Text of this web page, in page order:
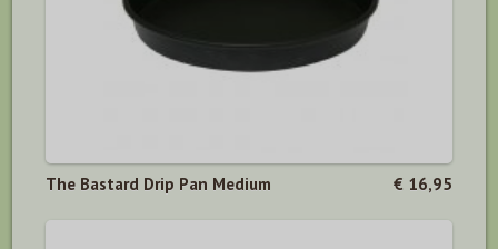
The Bastard Drip Pan Medium € 16,95